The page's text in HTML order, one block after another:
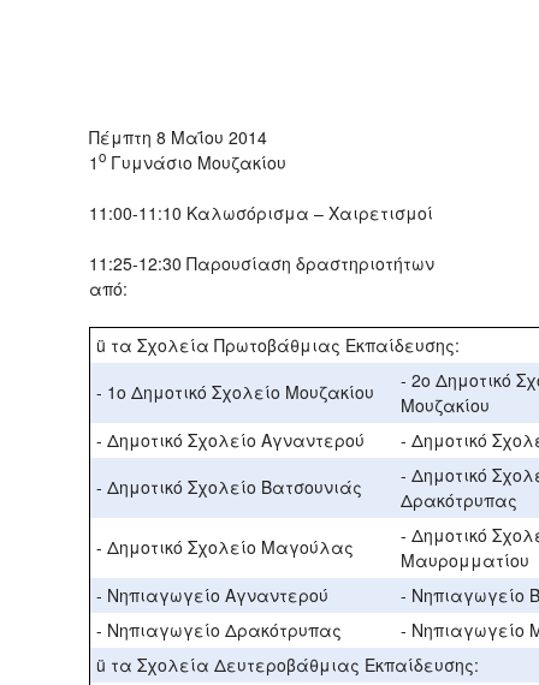
Πέμπτη 8 Μαΐου 2014
1ο Γυμνάσιο Μουζακίου
11:00-11:10 Καλωσόρισμα – Χαιρετισμοί
11:25-12:30 Παρουσίαση δραστηριοτήτων
από:
ü τα Σχολεία Πρωτοβάθμιας Εκπαίδευσης:
- 1ο Δημοτικό Σχολείο Μουζακίου
- 2ο Δημοτικό
Μουζακίου
- Δημοτικό Σχολείο Αγναντερού
- Δημοτικό
- Δημοτικό Σχολείο Βατσουνιάς
- Δημοτικό
Δρακότρυπας
- Δημοτικό Σχολείο Μαγούλας
- Δημοτικό
Μαυρομματίου
- Νηπιαγωγείο Αγναντερού
- Νηπιαγωγείο
- Νηπιαγωγείο Δρακότρυπας
- Νηπιαγωγείο
ü τα Σχολεία Δευτεροβάθμιας Εκπαίδευσης: